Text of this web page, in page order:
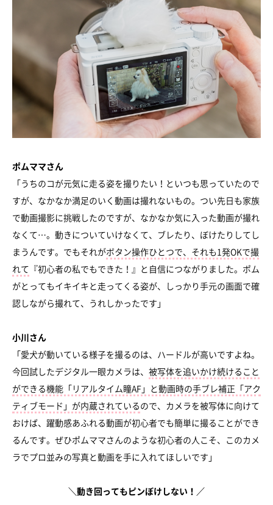
ポムママさん
「うちのコが元気に走る姿を撮りたい！といつも思っていたので
すが、なかなか満足のいく動画は撮れないもの。つい先日も家族
で動画撮影に挑戦したのですが、なかなか気に入った動画が撮れ
なくて…。動きについていけなくて、ブレたり、ぼけたりしてし
まうんです。でもそれがボタン操作ひとつで、それも1発OKで撮
れて 『初心者の私でもできた！』と自信につながりました。ポム
がとってもイキイキと走ってくる姿が、しっかり手元の画面で確
認しながら撮れて、うれしかったです」
小川さん
「愛犬が動いている様子を撮るのは、ハードルが高いですよね。
今回試したデジタル一眼カメラは、 被写体を追いかけ続けること
ができる機能「リアルタイム瞳AF」と動画時の手ブレ補正「アク
ティブモード」が内蔵されているので、カメラを被写体に向けて
おけば、躍動感あふれる動画が初心者でも簡単に撮ることができ
るんです。ぜひポムママさんのような初心者の人こそ、このカメ
ラでプロ並みの写真と動画を手に入れてほしいです」
＼動き回ってもピンぼけしない！／